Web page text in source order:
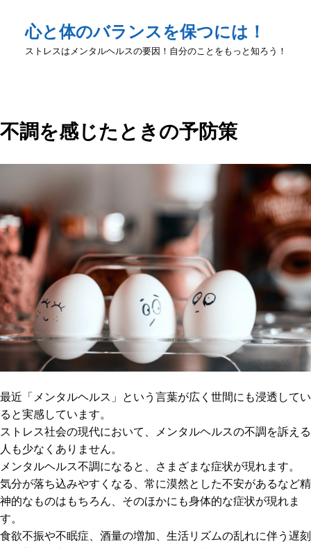
心と体のバランスを保つには！
ストレスはメンタルヘルスの要因！自分のことをもっと知ろう！
不調を感じたときの予防策
最近「メンタルヘルス」という言葉が広く世間にも浸透してい
ると実感しています。
ストレス社会の現代において、メンタルヘルスの不調を訴える
人も少なくありません。
メンタルヘルス不調になると、さまざまな症状が現れます。
気分が落ち込みやすくなる、常に漠然とした不安があるなど精
神的なものはもちろん、そのほかにも身体的な症状が現れま
す。
食欲不振や不眠症、酒量の増加、生活リズムの乱れに伴う遅刻